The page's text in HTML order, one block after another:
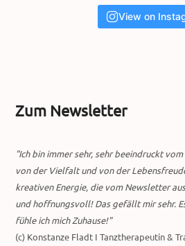
View on
Zum Newsletter
"Ich bin immer sehr, sehr beeindruckt
von der Vielfalt und von der
kreativen Energie, die vom Newsletter
und hoffnungsvoll! Das gefällt mir sehr.
fühle ich mich Zuhause!"
(c) Konstanze Fladt I Tanztherapeutin &